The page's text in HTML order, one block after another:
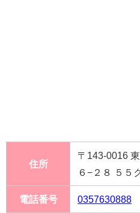
住所
〒143-0016
６−２８ ５５
電話番号 0357630888